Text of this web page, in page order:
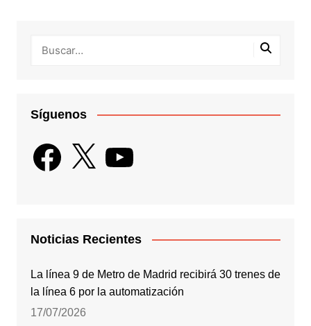
Síguenos
Facebook
X YouTube
Noticias Recientes
La línea 9 de Metro de Madrid recibirá 30 trenes de
la línea 6 por la automatización
17/07/2026